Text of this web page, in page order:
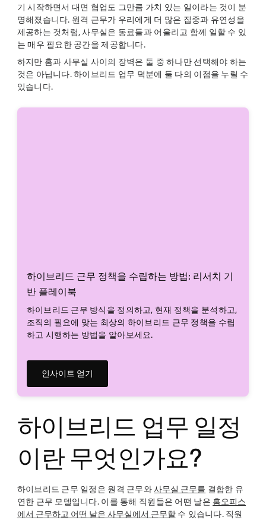
기 시작하면서 대면 협업도 그만큼 가치 있는 일이라는 것이 분
명해졌습니다. 원격 근무가 우리에게 더 많은 집중과 유연성을
제공하는 것처럼, 사무실은 동료들과 어울리고 함께 일할 수 있
는 매우 필요한 공간을 제공합니다.
하지만 홈과 사무실 사이의 장벽은 둘 중 하나만 선택해야 하는
것은 아닙니다. 하이브리드 업무 덕분에 둘 다의 이점을 누릴 수
있습니다.
하이브리드 근무 정책을 수립하는 방법: 리서치 기
반 플레이북
하이브리드 근무 방식을 정의하고, 현재 정책을 분석하고,
조직의 필요에 맞는 최상의 하이브리드 근무 정책을 수립
하고 시행하는 방법을 알아보세요.
인사이트 얻기
하이브리드 업무 일정
이란 무엇인가요?
하이브리드 근무 일정은 원격 근무와사무실 근무를 결합한 유
연한 근무 모델입니다. 이를 통해 직원들은 어떤 날은 홈오피스
에서 근무하고 어떤 날은 사무실에서 근무할수 있습니다. 직원